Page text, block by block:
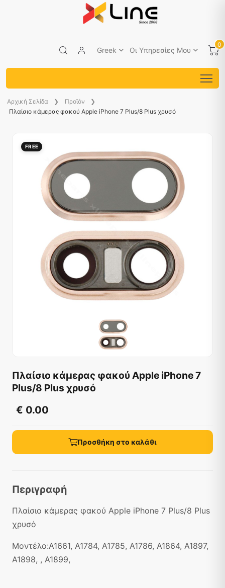
Greek Οι Υπηρεσίες Μου
0
Aρχική Σελίδα
Προϊόν
Πλαίσιο κάμερας φακού Apple iPhone 7 Plus/8 Plus χρυσό
FREE
Πλαίσιο κάμερας φακού Apple iPhone 7
Plus/8 Plus χρυσό
€ 0.00
Προσθήκη στο καλάθι
Περιγραφή
Πλαίσιο κάμερας φακού Apple iPhone 7 Plus/8 Plus
χρυσό
Μοντέλο:A1661, A1784, A1785, A1786, A1864, A1897,
A1898, , A1899,